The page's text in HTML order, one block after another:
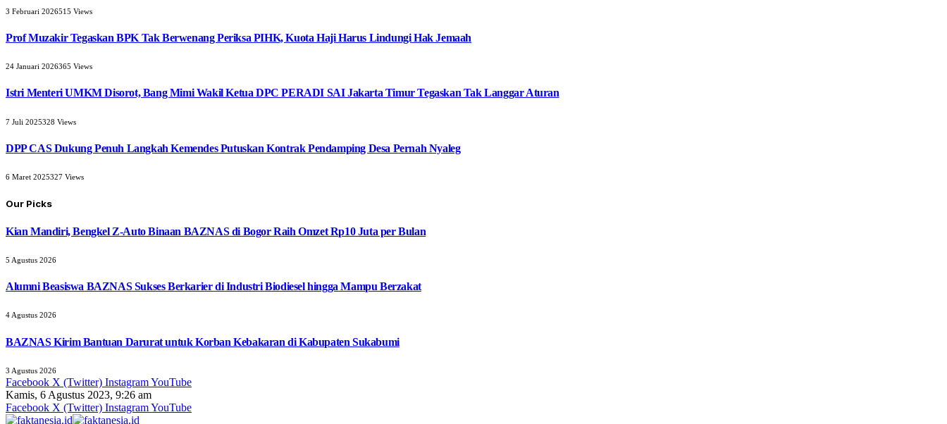
3 Februari 2026515 Views
Prof Muzakir Tegaskan BPK Tak Berwenang Periksa PIHK, Kuota Haji Harus Lindungi Hak Jemaah
24 Januari 2026365 Views
Istri Menteri UMKM Disorot, Bang Mimi Wakil Ketua DPC PERADI SAI Jakarta Timur Tegaskan Tak Langgar Aturan
7 Juli 2025328 Views
DPP CAS Dukung Penuh Langkah Kemendes Putuskan Kontrak Pendamping Desa Pernah Nyaleg
6 Maret 2025327 Views
Our Picks
Kian Mandiri, Bengkel Z-Auto Binaan BAZNAS di Bogor Raih Omzet Rp10 Juta per Bulan
5 Agustus 2026
Alumni Beasiswa BAZNAS Sukses Berkarier di Industri Biodiesel hingga Mampu Berzakat
4 Agustus 2026
BAZNAS Kirim Bantuan Darurat untuk Korban Kebakaran di Kabupaten Sukabumi
3 Agustus 2026
Facebook X (Twitter) InstagramYouTube
Kamis, 6 Agustus 2023, 9:26 am
Facebook X (Twitter) InstagramYouTube